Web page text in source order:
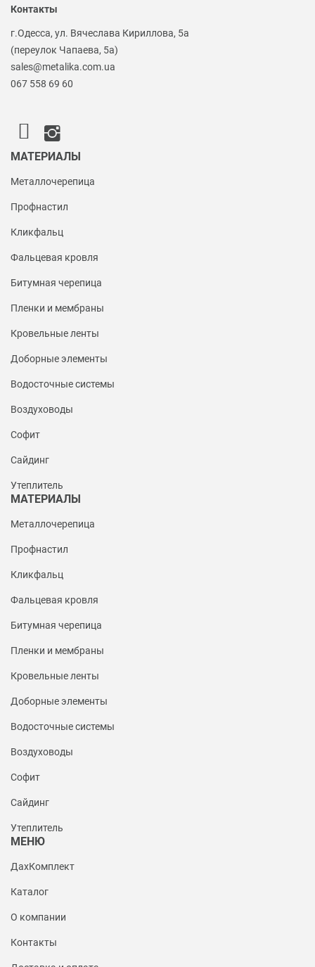
Контакты
г.Одесса, ул. Вячеслава Кириллова, 5а
(переулок Чапаева, 5а)
sales@metalika.com.ua
067 558 69 60
МАТЕРИАЛЫ
Металлочерепица
Профнастил
Кликфальц
Фальцевая кровля
Битумная черепица
Пленки и мембраны
Кровельные ленты
Доборные элементы
Водосточные системы
Воздуховоды
Софит
Сайдинг
Утеплитель
МАТЕРИАЛЫ
Металлочерепица
Профнастил
Кликфальц
Фальцевая кровля
Битумная черепица
Пленки и мембраны
Кровельные ленты
Доборные элементы
Водосточные системы
Воздуховоды
Софит
Сайдинг
Утеплитель
МЕНЮ
ДахКомплект
Каталог
О компании
Контакты